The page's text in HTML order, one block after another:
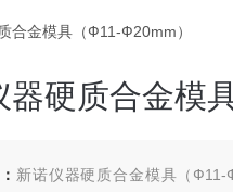
金模具（Ф11-Ф20mm）
器硬质合金模
新诺仪器硬质合金模具（Ф11-